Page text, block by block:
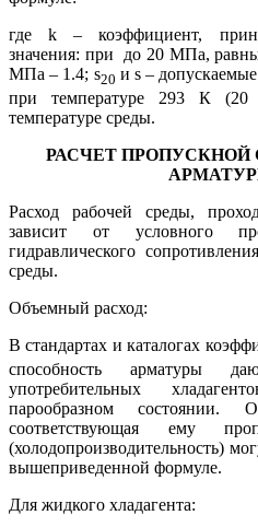
где k – коэффициент,
значения: при до 20 МПа,
МПа – 1.4; s20 и s –
при температуре 293 К (20
температуре среды.
РАСЧЕТ
Расход рабочей среды,
зависит от условного
гидравлического
среды.
Объемный расход:
В стандартах и каталогах
способность арматуры
употребительных
парообразном
соответствующая ему
(холодопроизводительность)
вышеприведенной формуле.
Для жидкого хладагента: